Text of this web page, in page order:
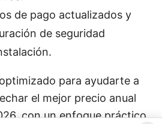
de pago actualizados y
de seguridad
para ayudarte a
el mejor precio anual
con un enfoque práctico